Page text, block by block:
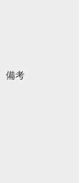
備考